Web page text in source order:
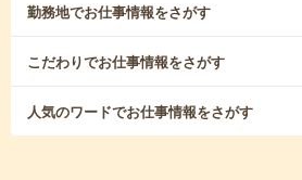
勤務地でお仕事情報をさがす
こだわりでお仕事情報をさがす
人気のワードでお仕事情報をさがす